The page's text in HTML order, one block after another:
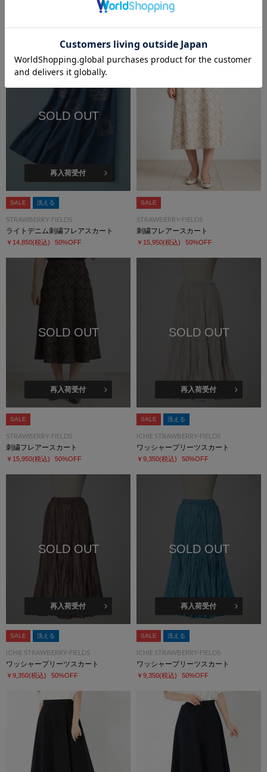
STRAWBERRY-FIELDS
スカート
SOLD OUT
再入荷受付
SALE 洗える
STRAWBERRY-FIELDS
ライトデニム刺繍フレアスカート
￥14,850(税込) 50%OFF
SALE
STRAWBERRY-FIELDS
刺繍フレアースカート
￥15,950(税込) 50%OFF
SOLD OUT
再入荷受付
SALE
STRAWBERRY-FIELDS
刺繍フレアースカート
￥15,950(税込) 50%OFF
SOLD OUT
再入荷受付
SALE 洗える
ICHIE STRAWBERRY-FIELDS
ワッシャープリーツスカート
￥9,350(税込) 50%OFF
SOLD OUT
再入荷受付
SALE 洗える
ICHIE STRAWBERRY-FIELDS
ワッシャープリーツスカート
￥9,350(税込) 50%OFF
SOLD OUT
再入荷受付
SALE 洗える
ICHIE STRAWBERRY-FIELDS
ワッシャープリーツスカート
￥9,350(税込) 50%OFF